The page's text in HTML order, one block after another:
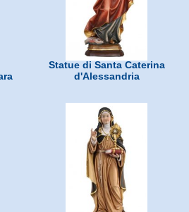
Statue di Santa Caterina
d'Alessandria